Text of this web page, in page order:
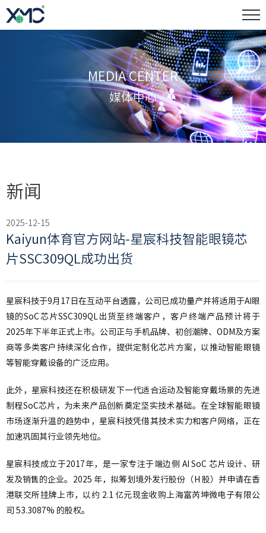
MEDIA CENTER
媒体中心
新闻
2025-12-15
Kaiyun体育官方网站-星宸科技智能眼镜芯
片SSC309QL成功出货
星宸科技于9月17日在互动平台透露，公司已成功量产并将适用于AI眼
镜的SoC芯片SSC309QL出货至终端客户，客户终端产品预计将于
2025年下半年正式上市。公司正与手机品牌、初创潮牌、ODM及方案
商等多类客户持续深化合作，提供定制化芯片方案，以推动智能眼镜
等智能穿戴设备的广泛应用。
此外，星宸科技还在积极研发下一代适合运动及智能穿戴场景的先进
制程SoC芯片，为未来产品创新奠定坚实技术基础。在全球智能眼镜
市场逐渐升温的趋势中，星宸科技凭借其技术实力和客户网络，正在
加速巩固其行业领先地位。
星宸科技成立于2017年，是一家专注于端边侧 AI SoC 芯片设计、研
发及销售的企业。2025 年，拟筹划境外发行股份（H 股）并申请在香
港联交所挂牌上市，以约 2.1 亿元现金收购上海富芮坤微电子有限公
司 53.3087% 的股权。